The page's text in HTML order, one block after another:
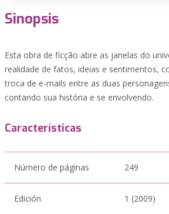
Sinopsis
Esta obra de ficção abre as janelas do
realidade de fatos, ideias e sentimentos,
troca de e-mails entre as duas
contando sua história e se envolvendo.
Características
Número de páginas 249
Edición 1 (2009)